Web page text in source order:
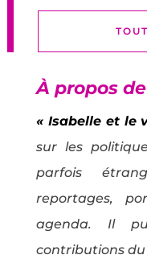
À propos
« Isabelle et le
sur les
parfois
reportages,
agenda. Il
contributions